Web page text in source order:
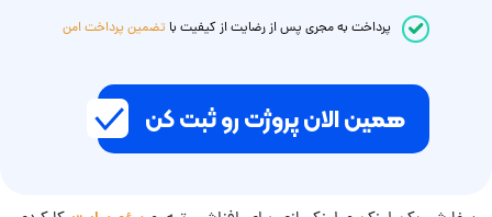
پرداخت به مجری پس از رضایت از کیفیت با تضمین پرداخت امن
همین الان پروژت رو ثبت کن